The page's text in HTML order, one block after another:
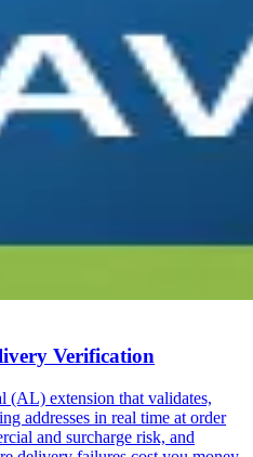
Verification
(AL) extension that validates,
addresses in real time at order
and surcharge risk, and